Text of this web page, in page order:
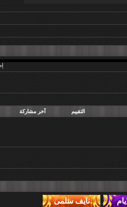
التقييم آخر مشاركة